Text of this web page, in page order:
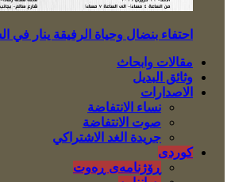
احتفاء بنضال وحياة الرفيقة ينار في
مقالات وابحاث
وثائق البديل
الاصدارات
نساء الانتفاضة
صوت الانتفاضة
جريدة الغد الاشتراكي
کوردی
ڕۆژنامەی ڕەوت